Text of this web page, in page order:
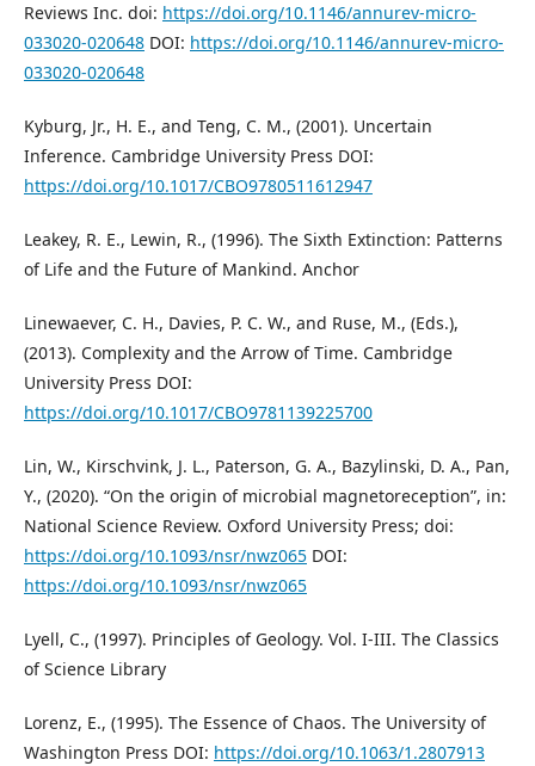
Reviews Inc. doi: https://doi.org/10.1146/annurev-micro-
033020-020648 DOI: https://doi.org/10.1146/annurev-micro-
033020-020648
Kyburg, Jr., H. E., and Teng, C. M., (2001). Uncertain
Inference. Cambridge University Press DOI:
https://doi.org/10.1017/CBO9780511612947
Leakey, R. E., Lewin, R., (1996). The Sixth Extinction: Patterns
of Life and the Future of Mankind. Anchor
Linewaever, C. H., Davies, P. C. W., and Ruse, M., (Eds.),
(2013). Complexity and the Arrow of Time. Cambridge
University Press DOI:
https://doi.org/10.1017/CBO9781139225700
Lin, W., Kirschvink, J. L., Paterson, G. A., Bazylinski, D. A., Pan,
Y., (2020). “On the origin of microbial magnetoreception”, in:
National Science Review. Oxford University Press; doi:
https://doi.org/10.1093/nsr/nwz065 DOI:
https://doi.org/10.1093/nsr/nwz065
Lyell, C., (1997). Principles of Geology. Vol. I-III. The Classics
of Science Library
Lorenz, E., (1995). The Essence of Chaos. The University of
Washington Press DOI: https://doi.org/10.1063/1.2807913